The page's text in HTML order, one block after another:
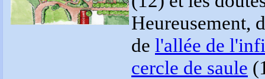
Heureusement,
de l'allée de
cercle de saule